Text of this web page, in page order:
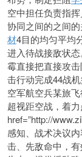
空中担任负责指
协同之间的之间
材4目的均匀平均
进入待战接敌状
霉直接把直接攻
击行动完成44战
空军航空兵某旅
超视距空战，着
href=”http://
感知、战术决议
击、先敌命中，